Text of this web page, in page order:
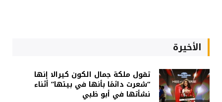
الأخيرة
تقول ملكة جمال الكون كيرالا إنها
“شعرت دائمًا بأنها في بيتها” أثناء
نشأتها في أبو ظبي